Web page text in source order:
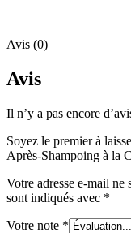
Avis (0)
Avis
Il n’y a pas encore
Soyez le premier à
Après-Shampoing à la
Votre adresse e-mail ne
sont indiqués avec *
Votre note *